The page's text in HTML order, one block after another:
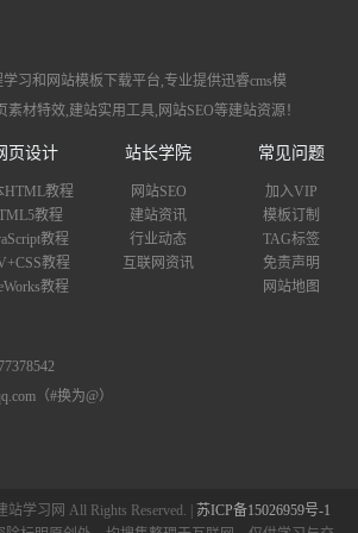
习和网站模板下载平台,专业提供迅睿cms模
素材特效,建站实用工具,网站SEO等建站资源！
页设计
HTML教程
教程
教程
教程
教程
站长学院
网站SEO
建站资讯
行业动态
互联网资讯
常见问题
加入VIP
模板订制
TAG标签
免责声明
网站地图
（#换为@）
站学习网 All Rights Reserved. | 苏ICP备15026959号-1